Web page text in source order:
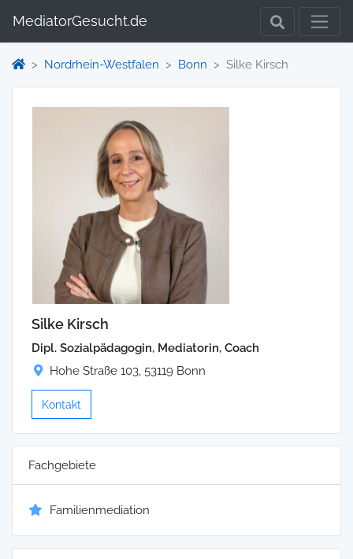
MediatorGesucht.de
Nordrhein-Westfalen Bonn Silke Kirsch
Silke Kirsch
Dipl. Sozialpädagogin, Mediatorin, Coach
Hohe Straße 103, 53119 Bonn
Kontakt
Fachgebiete
Familienmediation